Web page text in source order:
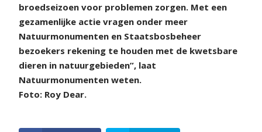
broedseizoen voor problemen zorgen. Met een
gezamenlijke actie vragen onder meer
Natuurmonumenten en Staatsbosbeheer
bezoekers rekening te houden met de kwetsbare
dieren in natuurgebieden”, laat
Natuurmonumenten weten.
Foto: Roy Dear.